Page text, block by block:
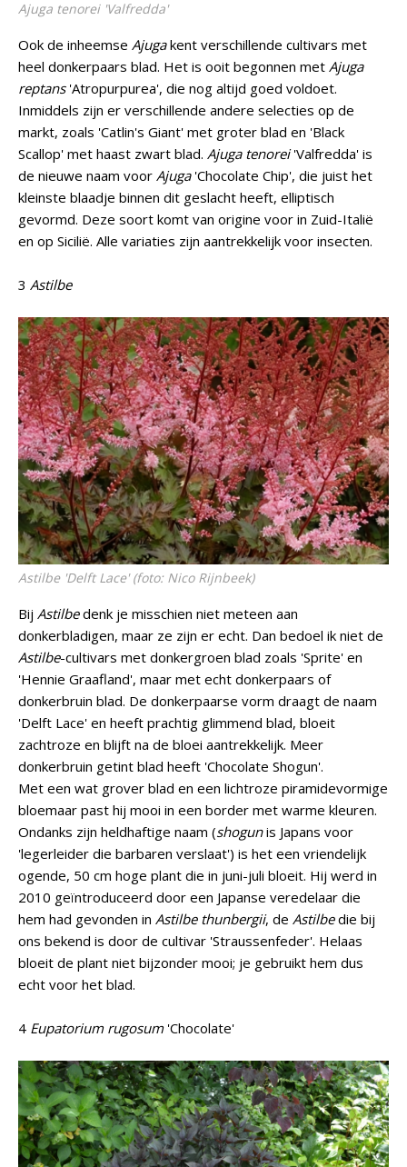
Ajuga tenorei'Valfredda'
Ook de inheemse Ajugakent verschillende cultivars met
heel donkerpaars blad. Het is ooit begonnen met Ajuga
reptans'Atropurpurea', die nog altijd goed voldoet.
Inmiddels zijn er verschillende andere selecties op de
markt, zoals 'Catlin's Giant' met groter blad en 'Black
Scallop' met haast zwart blad. Ajuga tenorei'Valfredda' is
de nieuwe naam voor Ajuga'Chocolate Chip', die juist het
kleinste blaadje binnen dit geslacht heeft, elliptisch
gevormd. Deze soort komt van origine voor in Zuid-Italië
en op Sicilië. Alle variaties zijn aantrekkelijk voor insecten.
3 Astilbe
Astilbe'Delft Lace' (foto: Nico Rijnbeek)
Bij Astilbedenk je misschien niet meteen aan
donkerbladigen, maar ze zijn er echt. Dan bedoel ik niet de
Astilbe-cultivars met donkergroen blad zoals 'Sprite' en
'Hennie Graafland', maar met echt donkerpaars of
donkerbruin blad. De donkerpaarse vorm draagt de naam
'Delft Lace' en heeft prachtig glimmend blad, bloeit
zachtroze en blijft na de bloei aantrekkelijk. Meer
donkerbruin getint blad heeft 'Chocolate Shogun'.
Met een wat grover blad en een lichtroze piramidevormige
bloemaar past hij mooi in een border met warme kleuren.
Ondanks zijn heldhaftige naam (shogunis Japans voor
'legerleider die barbaren verslaat') is het een vriendelijk
ogende, 50 cm hoge plant die in juni-juli bloeit. Hij werd in
2010 geïntroduceerd door een Japanse veredelaar die
hem had gevonden in Astilbe thunbergii, de Astilbedie bij
ons bekend is door de cultivar 'Straussenfeder'. Helaas
bloeit de plant niet bijzonder mooi; je gebruikt hem dus
echt voor het blad.
4 Eupatorium rugosum'Chocolate'